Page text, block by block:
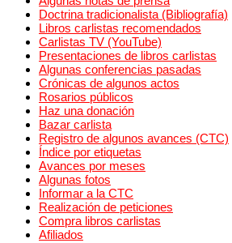
Doctrina tradicionalista (Bibliografía)
Libros carlistas recomendados
Carlistas TV (YouTube)
Presentaciones de libros carlistas
Algunas conferencias pasadas
Crónicas de algunos actos
Rosarios públicos
Haz una donación
Bazar carlista
Registro de algunos avances (CTC)
Índice por etiquetas
Avances por meses
Algunas fotos
Informar a la CTC
Realización de peticiones
Compra libros carlistas
Afiliados